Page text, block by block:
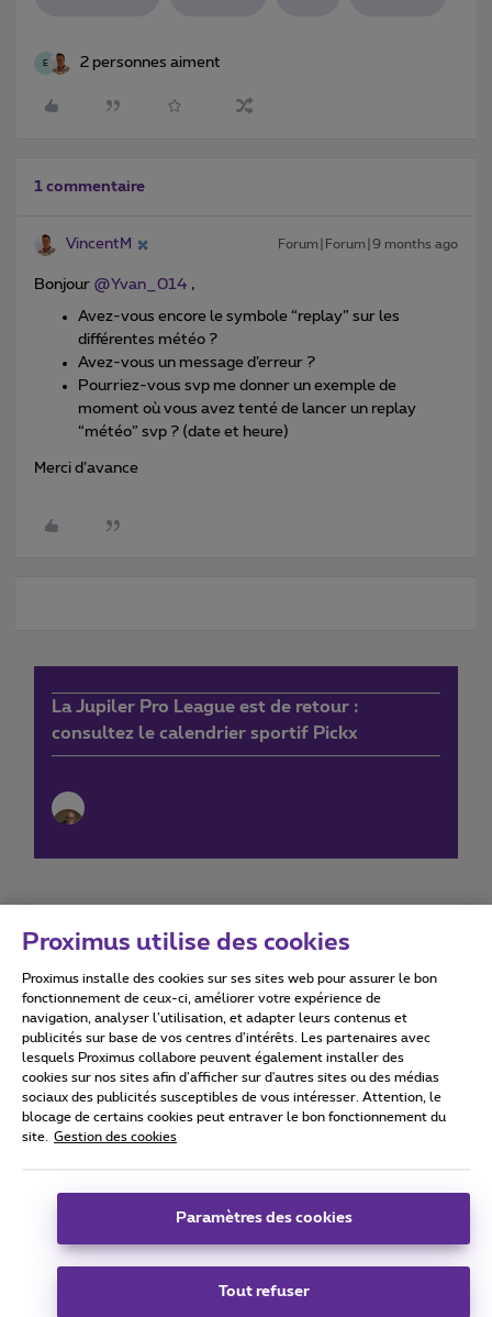
E 2 personnes aiment
1 commentaire
VincentM Forum|Forum|9 months ago
Bonjour ​ @Yvan_014 ,
Avez-vous encore le symbole “replay” sur les
différentes météo ?
Avez-vous un message d’erreur ?
Pourriez-vous svp me donner un exemple de
moment où vous avez tenté de lancer un replay
“météo” svp ? (date et heure)
Merci d’avance
La Jupiler Pro League est de retour :
consultez le calendrier sportif Pickx
Conditions d'utilisation Accessibility statement
Tous droits réservés. © 2026 Proximus
Conditions générales, info consommateur
Coordonnées de l’entreprise
Boulevard du Roi Albert II 27 - B-1030 Bruxelles.
Proximus utilise des cookies
Proximus installe des cookies sur ses sites web pour assurer le bon
fonctionnement de ceux-ci, améliorer votre expérience de
navigation, analyser l’utilisation, et adapter leurs contenus et
publicités sur base de vos centres d’intérêts. Les partenaires avec
lesquels Proximus collabore peuvent également installer des
cookies sur nos sites afin d’afficher sur d'autres sites ou des médias
sociaux des publicités susceptibles de vous intéresser. Attention, le
blocage de certains cookies peut entraver le bon fonctionnement du
site.
Gestion des cookies
Paramètres des cookies
Tout refuser